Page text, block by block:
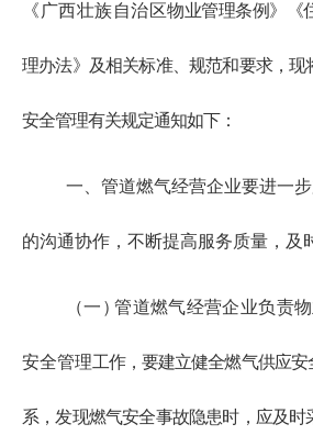
《广西壮族自治区物业管理条例》《
理办法》及相关标准、规范和要求，现
安全管理有关规定通知如下：
一、管道燃气经营企业要进一
的沟通协作，不断提高服务质量，及
（一 ）管道燃气经营企业负责
安全管理工作，要建立健全燃气供应
系，发现燃气安全事故隐患时，应及时